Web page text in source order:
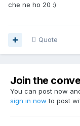
che ne ho 20 :)
Quote
Join the
You can post now
sign in now to post